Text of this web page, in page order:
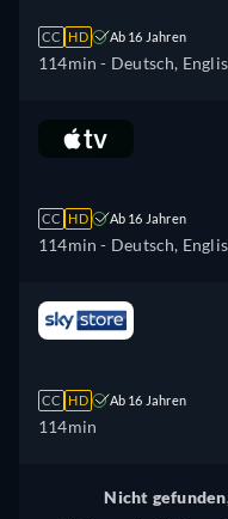
CC HD Ab 16 Jahren
114min - Deutsch,
Portugiesisch
CC HD Ab 16 Jahren
114min - Deutsch,
CC HD Ab 16 Jahren
114min
Nicht